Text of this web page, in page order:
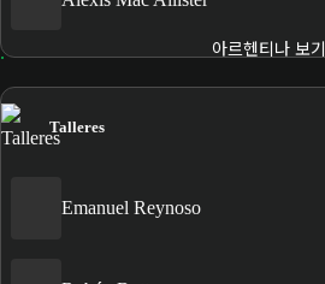
아르헨티나 보기
Talleres
Emanuel Reynoso